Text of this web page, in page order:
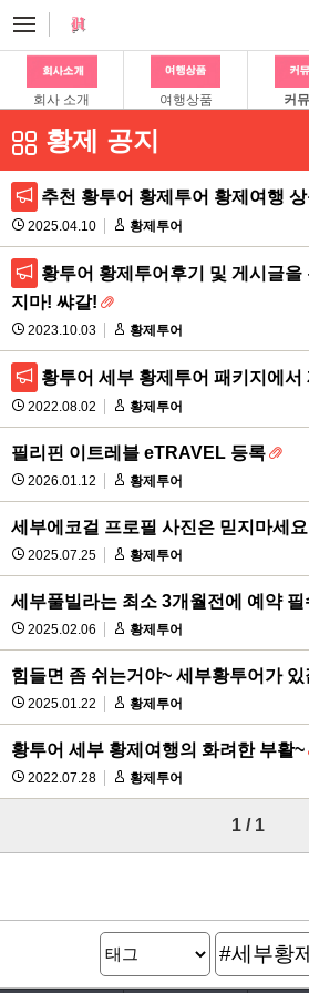
회사 소개 여행상품 커
황제 공지
추천 황투어 황제투어 황제여행 상
2025.04.10 황제투어
황투어 황제투어후기 및 게시글
지마! 쌰갈!
2023.10.03 황제투어
황투어 세부 황제투어 패키지에서
2022.08.02 황제투어
필리핀 이트레블 eTRAVEL 등록
2026.01.12 황제투어
세부에코걸 프로필 사진은 믿지마세요
2025.07.25 황제투어
세부풀빌라는 최소 3개월전에 예약 필
2025.02.06 황제투어
힘들면 좀 쉬는거야~ 세부황투어가 있
2025.01.22 황제투어
황투어 세부 황제여행의 화려한 부활~
2022.07.28 황제투어
1 / 1